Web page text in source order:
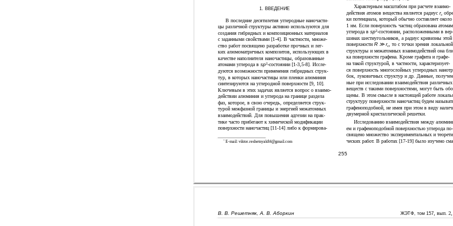
Характерным масштабом при расчете взаимо-
1. ВВЕДЕНИЕ
действия атомов вещества является радиус rc
В последние десятилетия углеродные наночасти-
ки потенциала, который обычно составляет около
1 нм. Если поверхность частиц образована
цы различной структуры активно используются для
создания гибридных и композиционных материалов
углерода в sp2-состоянии, расположенными в вер-
шинах шестиугольников, а радиус кривизны этой
с заданными свойствами [1-4]. В частности, множе-
ство работ посвящено разработке прочных и лег-
поверхности R ≫ rc, то с точки зрения локальной
структуры и межатомных взаимодействий она
ких алюмоматричных композитов, использующих в
качестве наполнителя наночастицы, образованные
ка поверхности графена. Кроме графита и графе-
на такой структурой, в частности, характеризует-
атомами углерода вsp2-состоянии [1-3,5-8]. Иссле-
ся поверхность многослойных углеродных
дуются возможности применения гибридных струк-
тур, в которых наночастицы или пленки алюминия
бок, луковичных структур и др. Данные,
ные при исследовании взаимодействия различных
синтезируются на углеродной поверхности [9, 10].
Ключевым в этих задачах является вопрос о взаимо-
веществ с такими поверхностями, могут быть
щены. В этом смысле в настоящей работе
действии алюминия и углерода на границе раздела
фаз, которое, в свою очередь, определяется струк-
структуру поверхности наночастиц будем
графеноподобной, не имея при этом в виду
турой межфазной границы и энергией межатомных
взаимодействий. Для повышения адгезии на прак-
двумерной кристаллической решетки.
тике часто прибегают к химической модификации
Исследованию взаимодействия между
поверхности наночастиц [11-14] либо к формирова-
ем и графеноподобной поверхностью углерода по-
священо множество экспериментальных и
*E-mail: viktor.reshetnyak84@gmail.com ческих работ. В работах [17-19] было изучено
255
В. В. Решетняк, А. В. Аборкин ЖЭТФ, том 157 , вып.